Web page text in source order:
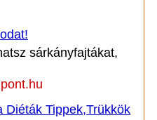
sárkányfajtákat,
Diéták Tippek,Trükkök